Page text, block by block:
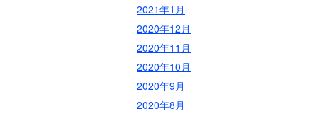
2021年1月
2020年12月
2020年11月
2020年10月
2020年9月
2020年8月